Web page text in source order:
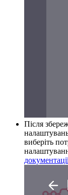
Після
виберіть